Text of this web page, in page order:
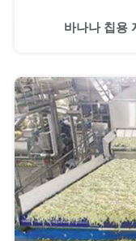
바나나 칩용